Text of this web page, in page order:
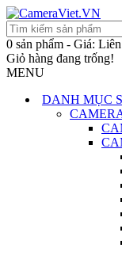
0 sản phẩm - Giá:
Giỏ hàng đang trống!
MENU
DANH MỤC